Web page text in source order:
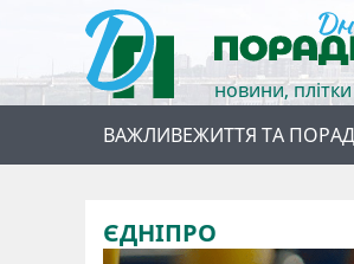
новини,
ВАЖЛИВЕЖИТТЯ ТА
ЄДНІПРО